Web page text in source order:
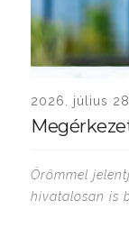
2026. július 28.
Örömmel
hivatalosan is